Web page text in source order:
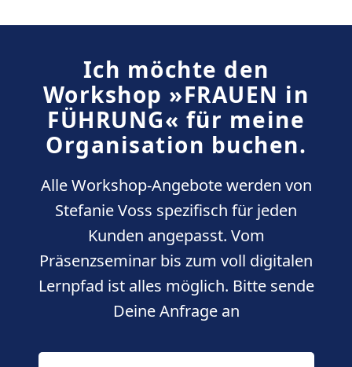
Ich möchte den
Workshop »FRAUEN in
FÜHRUNG« für meine
Organisation buchen.
Alle Workshop-Angebote werden von
Stefanie Voss spezifisch für jeden
Kunden angepasst. Vom
Präsenzseminar bis zum voll digitalen
Lernpfad ist alles möglich. Bitte sende
Deine Anfrage an